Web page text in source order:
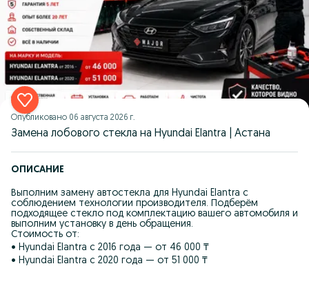
Опубликовано 06 августа 2026 г.
Замена лобового стекла на Hyundai Elantra | Астана
ОПИСАНИЕ
Выполним замену автостекла для Hyundai Elantra с
соблюдением технологии производителя. Подберём
подходящее стекло под комплектацию вашего автомобиля и
выполним установку в день обращения.
Стоимость от:
• Hyundai Elantra с 2016 года — от 46 000 ₸
• Hyundai Elantra с 2020 года — от 51 000 ₸